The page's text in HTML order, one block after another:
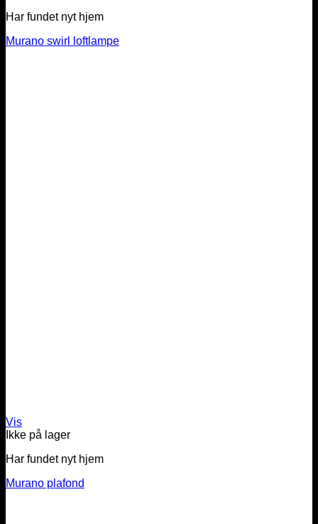
Har fundet nyt hjem
Murano swirl loftlampe
Vis
Ikke på lager
Har fundet nyt hjem
Murano plafond